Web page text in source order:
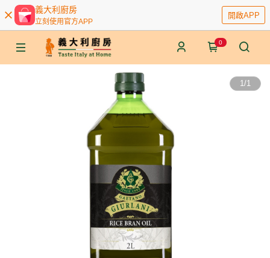
義大利廚房
立刻使用官方APP
開啟APP
0
1/1